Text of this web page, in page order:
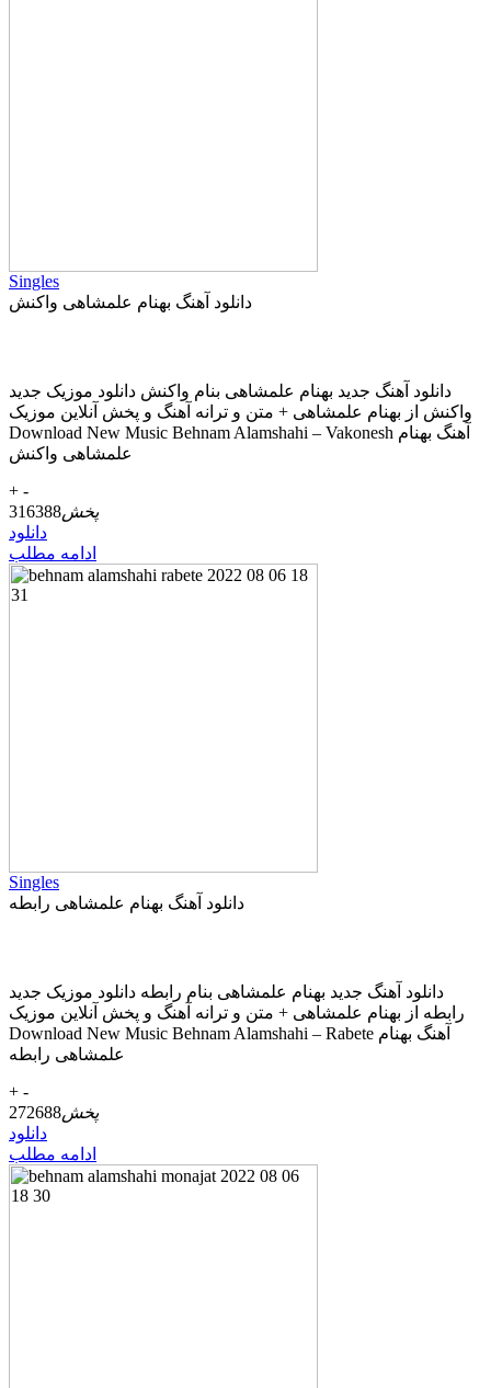
Singles
دانلود آهنگ بهنام علمشاهی واکنش
دانلود آهنگ جديد بهنام علمشاهی بنام واکنش دانلود موزیک جديد
واکنش از بهنام علمشاهی + متن و ترانه آهنگ و پخش آنلاين موزيک
Download New Music Behnam Alamshahi – Vakonesh آهنگ بهنام
علمشاهی واکنش
+ -
پخش316388
دانلود
ادامه مطلب
Singles
دانلود آهنگ بهنام علمشاهی رابطه
دانلود آهنگ جديد بهنام علمشاهی بنام رابطه دانلود موزیک جديد
رابطه از بهنام علمشاهی + متن و ترانه آهنگ و پخش آنلاين موزيک
Download New Music Behnam Alamshahi – Rabete آهنگ بهنام
علمشاهی رابطه
+ -
پخش272688
دانلود
ادامه مطلب